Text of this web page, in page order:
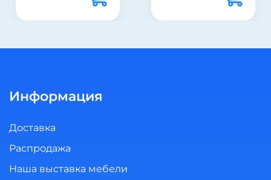
Информация
Доставка
Распродажа
Наша выставка мебели